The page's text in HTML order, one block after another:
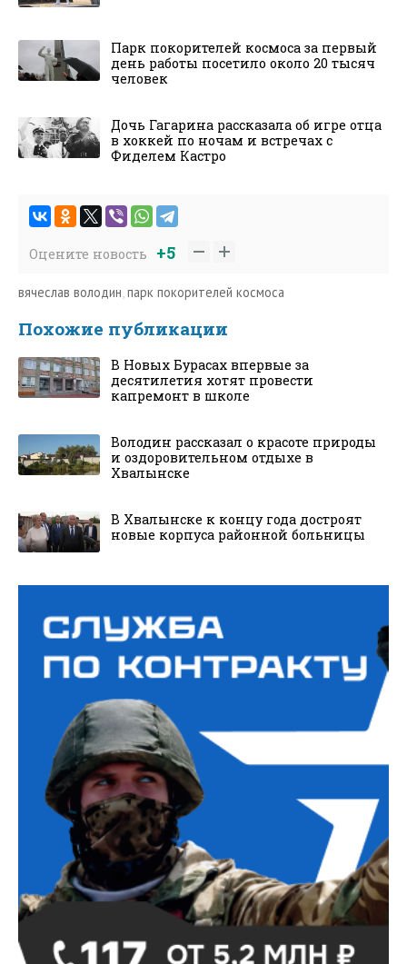
Парк покорителей космоса за первый
день работы посетило около 20 тысяч
человек
Дочь Гагарина рассказала об игре отца
в хоккей по ночам и встречах с
Фиделем Кастро
Оцените новость +5
вячеслав володин парк покорителей космоса
Похожие публикации
В Новых Бурасах впервые за
десятилетия хотят провести
капремонт в школе
Володин рассказал о красоте природы
и оздоровительном отдыхе в
Хвалынске
В Хвалынске к концу года достроят
новые корпуса районной больницы